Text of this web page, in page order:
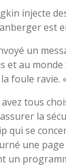
injecte
est
un
et au
foule
tous
la
qui se
une
un